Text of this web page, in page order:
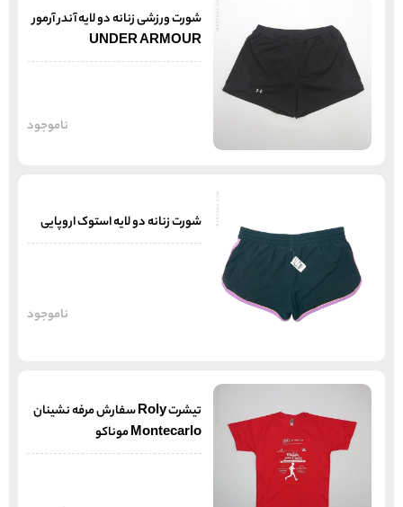
شورت ورزشی زنانه دو لایه آندر آرمور
UNDER ARMOUR
ناموجود
شورت زنانه دو لایه استوک اروپایی
ناموجود
تیشرت Roly سفارش مرفه نشینان
Montecarlo موناکو